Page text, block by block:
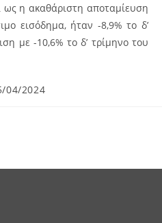
ως η ακαθάριστη αποταμίευση
εισόδημα, ήταν -8,9% το δ’
με -10,6% το δ’ τρίμηνο του
04/2024